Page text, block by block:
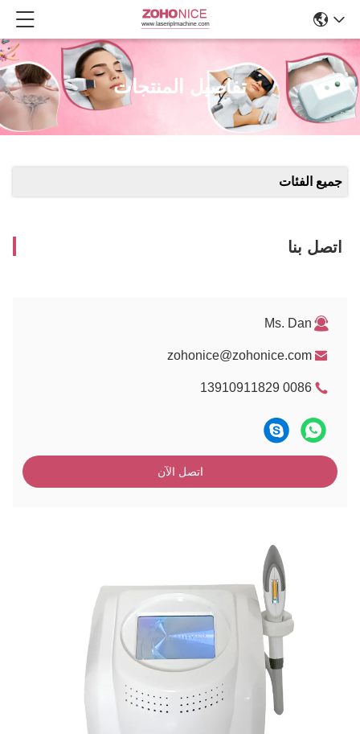
تفاصيل المنتجات
جميع الفئات
اتصل بنا
Ms. Dan
zohonice@zohonice.com
0086 13910911829
اتصل الآن